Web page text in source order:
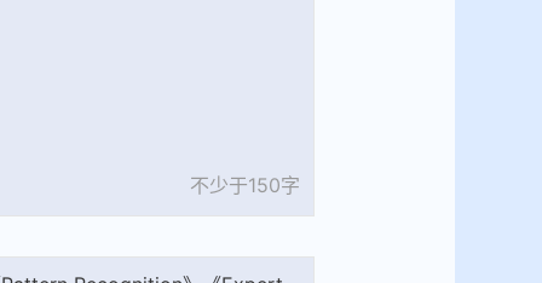
不少于150字